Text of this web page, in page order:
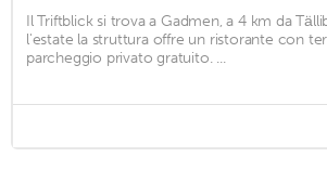
Il Triftblick si trova a Gadmen, a 4 km da
l'estate la struttura offre un ristorante con
parcheggio privato gratuito. ...